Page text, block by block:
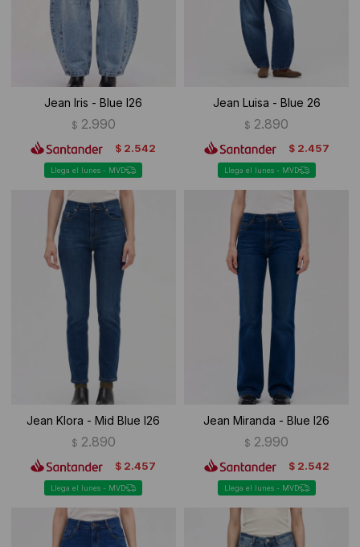
Jean Iris - Blue I26
$ 2.990
$ 2.542
Llega el lunes - MVD
Jean Luisa - Blue 26
$ 2.890
$ 2.457
Llega el lunes - MVD
Jean Klora - Mid Blue I26
$ 2.890
$ 2.457
Llega el lunes - MVD
Jean Miranda - Blue I26
$ 2.990
$ 2.542
Llega el lunes - MVD